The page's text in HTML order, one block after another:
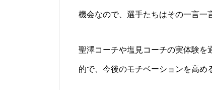
機会なので、選手たちはその一言一
聖澤コーチや塩見コーチの実体験を
的で、今後のモチベーションを高め